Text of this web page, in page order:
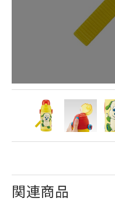
関連商品